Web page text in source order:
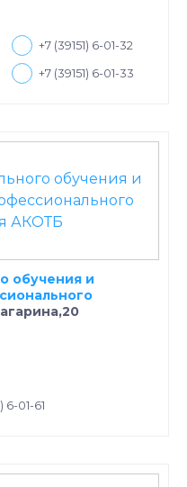
+7 (39151) 6-01-32
+7 (39151) 6-01-33
обучения и
6-01-61